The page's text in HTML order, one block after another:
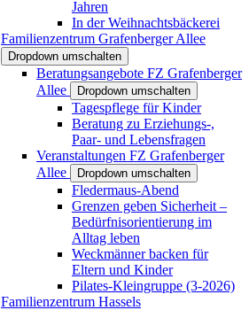
Jahren
In der Weihnachtsbäckerei
Familienzentrum Grafenberger Allee
Dropdown umschalten
Beratungsangebote FZ Grafenberger
Allee
Dropdown umschalten
Tagespflege für Kinder
Beratung zu Erziehungs-,
Paar- und Lebensfragen
Veranstaltungen FZ Grafenberger
Allee
Dropdown umschalten
Fledermaus-Abend
Grenzen geben Sicherheit –
Bedürfnisorientierung im
Alltag leben
Weckmänner backen für
Eltern und Kinder
Pilates-Kleingruppe (3-2026)
Familienzentrum Hassels